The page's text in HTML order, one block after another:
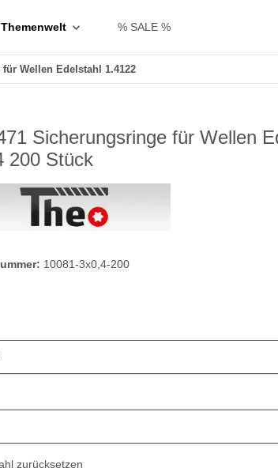
Themenwelt % SALE %
Wellen Edelstahl 1.4122
Sicherungsringe für Wellen
200 Stück
10081-3x0,4-200
zurücksetzen